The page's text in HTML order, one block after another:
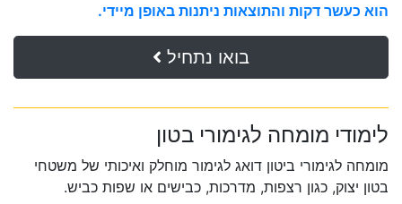
הוא כעשר דקות והתוצאות ניתנות באופן מיידי.
בואו נתחיל
לימודי מומחה לגימורי בטון
מומחה לגימורי ביטון דואג לגימור מוחלק ואיכותי של משטחי
בטון יצוק, כגון רצפות, מדרכות, כבישים או שפות כביש.